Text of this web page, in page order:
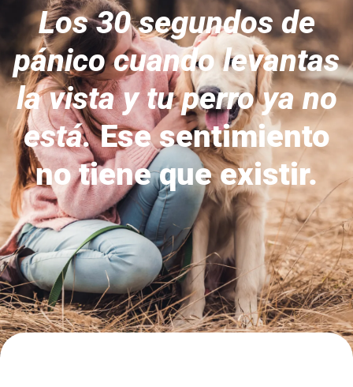
Los 30 segundos de
pánico cuando levantas
la vista y tu perro ya no
está.Ese sentimiento
no tiene que existir.